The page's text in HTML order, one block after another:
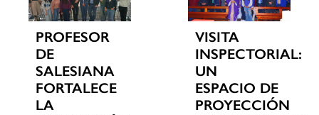
PROFESOR
DE
SALESIANA
FORTALECE
LA
VISITA
INSPECTORIAL:
UN
ESPACIO DE
PROYECCIÓN